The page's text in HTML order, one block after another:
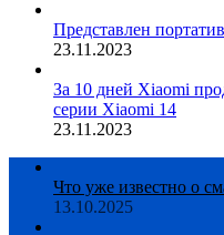
Представлен
23.11.2023
За 10 дней Xiaomi
серии Xiaomi 14
23.11.2023
Что уже известно о
13.10.2025